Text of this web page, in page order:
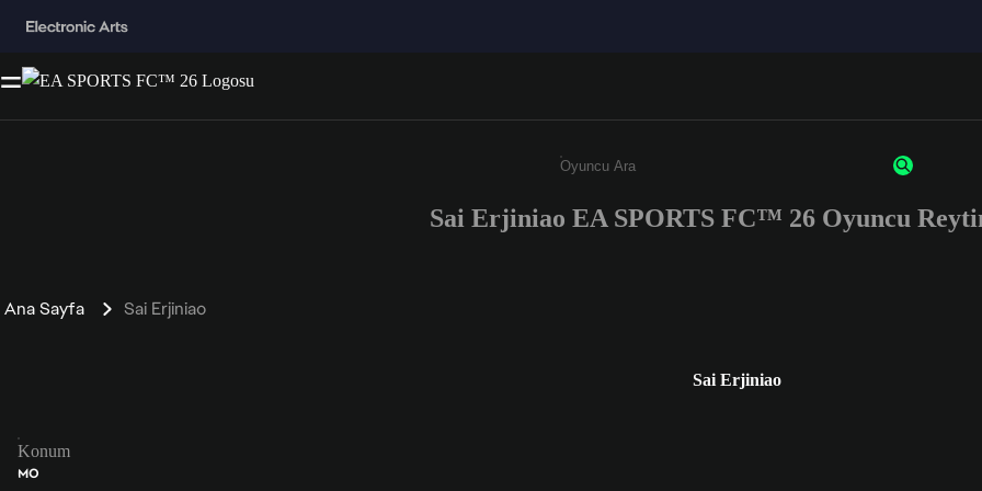
Enter a minimum of 3 characters or numbers
Sai Erjiniao EA SPORTS FC™ 26 Oyuncu
Ana Sayfa Sai Erjiniao
Sai Erjiniao
Konum
MO